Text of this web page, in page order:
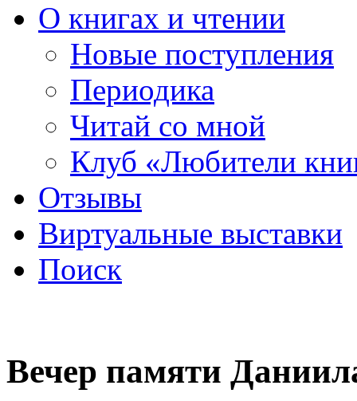
О книгах и чтении
Новые поступления
Периодика
Читай со мной
Клуб «Любители
Отзывы
Виртуальные выставки
Поиск
Вечер памяти